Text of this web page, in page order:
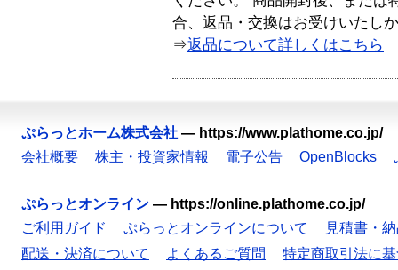
合、返品・交換はお受けいたし
⇒返品について詳しくはこちら
ぷらっとホーム株式会社 — https://www.plathome.co.jp/
会社概要
株主・投資家情報 電子公告 OpenBlocks
ぷらっとオンライン — https://online.plathome.co.jp/
ご利用ガイド
ぷらっとオンラインについて
見積書・
配送・決済について
よくあるご質問
特定商取引法に